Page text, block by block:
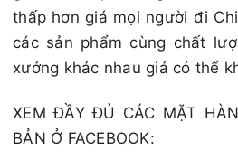
thấp hơn giá mọi người đi
các sản phẩm cùng chất
xưởng khác nhau giá có thể
XEM ĐẦY ĐỦ CÁC MẶT
BẢN Ở FACEBOOK: